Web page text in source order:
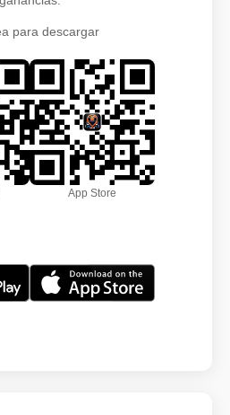
para descargar
App Store